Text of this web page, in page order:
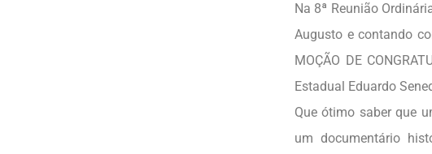
Na 8ª Reunião
Augusto e contando
MOÇÃO DE
Estadual Eduardo
Que ótimo saber que
um documentário